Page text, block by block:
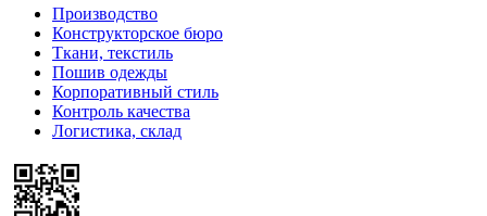
Производство
Конструкторское бюро
Ткани, текстиль
Пошив одежды
Корпоративный стиль
Контроль качества
Логистика, склад